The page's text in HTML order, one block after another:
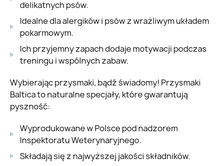
delikatnych psów.
Idealne dla alergików i psów z wrażliwym układem
pokarmowym.
Ich przyjemny zapach dodaje motywacji podczas
treningu i wspólnych zabaw.
Wybierając przysmaki, bądź świadomy! Przysmaki
Baltica to naturalne specjały, które gwarantują
pyszność:
Wyprodukowane w Polsce pod nadzorem
Inspektoratu Weterynaryjnego.
Składają się z najwyższej jakości składników.